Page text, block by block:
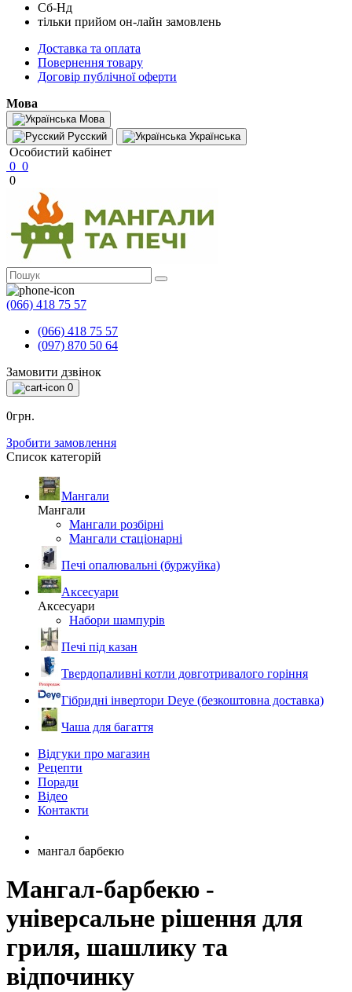
Сб-Нд
тільки прийом он-лайн замовлень
Доставка та оплата
Повернення товару
Договір публічної оферти
Мова
Мова
Русский
Українська
Особистий кабінет
0 0
0
(066) 418 75 57
(066) 418 75 57
(097) 870 50 64
Замовити дзвінок
0
0грн.
Зробити замовлення
Список категорій
Мангали
Мангали
Мангали розбірні
Мангали стаціонарні
Печі опалювальні (буржуйка)
Аксесуари
Аксесуари
Набори шампурів
Печі під казан
Твердопаливні котли довготривалого горіння
Гібридні інвертори Deye (безкоштовна доставка)
Чаша для багаття
Відгуки про магазин
Рецепти
Поради
Відео
Контакти
мангал барбекю
Мангал-барбекю -
універсальне рішення для
гриля, шашлику та
відпочинку